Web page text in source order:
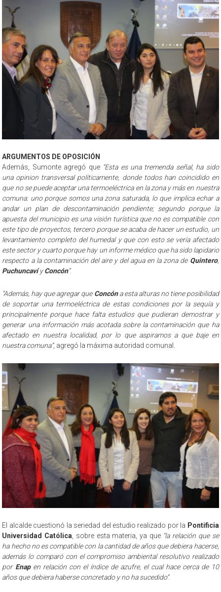
ARGUMENTOS DE OPOSICIÓN
Además, Sumonte agregó que “Esta es una tremenda señal, ha sido
una opinion transversal políticamente, donde todos han coincidido en
que no se puede aceptar una termoeléctrica en la zona y más en nuestra
comuna: uno porque somos una zona saturada, lo que implica echar a
andar un plan de descontaminación pendiente; segundo porque la
apuesta del municipio es una visión turística que no es compatible con
este tipo de proyectos, tercero porque se acaba de hacer un estudio, un
levantamiento completo del humedal y que con esto se vería afectado
este sector y cuarto porque hay un informe médico que ha sido lapidario
respecto a la contaminación del aire y del agua en la zona de Quintero,
PuchuncavíyConcón”.
“Además, hay que agregar que Concóna esta alturas no tiene posibilidad
de soportar una termoeléctrica de estas condiciones por la sequía y
principalmente porque hace falta estudios que pudieran demostrar y
generar una información más acotada sobre la contaminación que ha
afectado en nuestra localidad, por lo que aspiramos a que baje en
nuestra comuna”, agregó la máxima autoridad comunal.
El alcalde cuestionó la seriedad del estudio realizado por la Pontificia
Universidad Católica , sobre esta materia, ya que “la relación que se
ha hecho no es compatible con la cantidad de años que debiera hacerse,
además lo comparó con el compromiso ambiental resolutivo realizado
por Enapen relación con el índice de azufre, el cual hace cerca de 10
años que debiera haberse concretado y no ha sucedido”.